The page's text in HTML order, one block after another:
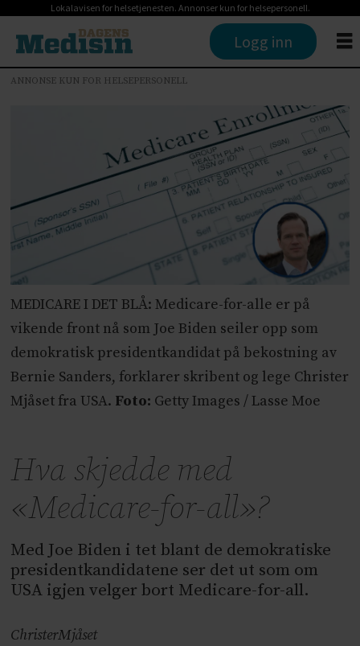
Lokalavisen for helsetjenesten. Annonser kun for helsepersonell.
Logg inn
ANNONSE KUN FOR HELSEPERSONELL
MEDICARE I DET BLÅ: Medicare-for-alle er på
vikende front nå som Joe Biden seiler opp som
demokratisk presidentkandidat på bekostning av
Bernie Sanders, forklarer skribent og lege Christer
Mjåset fra USA. Foto: Getty Images / Lasse Moe
Hva skjedde med
«Medicare-for-all»?
Med Joe Biden i tet blant de demokratiske
presidentkandidatene ser det ut som om
USA igjen velger bort Medicare-for-all.
ChristerMjåset